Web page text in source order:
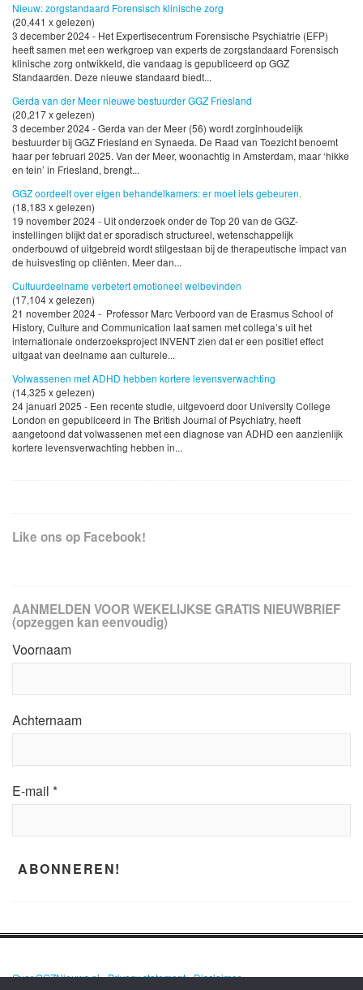
Nieuw: zorgstandaard Forensisch klinische zorg
(20,441 x gelezen)
3 december 2024 - Het Expertisecentrum Forensische Psychiatrie (EFP)
heeft samen met een werkgroep van experts de zorgstandaard Forensisch
klinische zorg ontwikkeld, die vandaag is gepubliceerd op GGZ
Standaarden. Deze nieuwe standaard biedt...
Gerda van der Meer nieuwe bestuurder GGZ Friesland
(20,217 x gelezen)
3 december 2024 - Gerda van der Meer (56) wordt zorginhoudelijk
bestuurder bij GGZ Friesland en Synaeda. De Raad van Toezicht benoemt
haar per februari 2025. Van der Meer, woonachtig in Amsterdam, maar ‘hikke
en tein’ in Friesland, brengt...
GGZ oordeelt over eigen behandelkamers: er moet iets gebeuren.
(18,183 x gelezen)
19 november 2024 - Uit onderzoek onder de Top 20 van de GGZ-
instellingen blijkt dat er sporadisch structureel, wetenschappelijk
onderbouwd of uitgebreid wordt stilgestaan bij de therapeutische impact van
de huisvesting op cliënten. Meer dan...
Cultuurdeelname verbetert emotioneel welbevinden
(17,104 x gelezen)
21 november 2024 - Professor Marc Verboord van de Erasmus School of
History, Culture and Communication laat samen met collega’s uit het
internationale onderzoeksproject INVENT zien dat er een positief effect
uitgaat van deelname aan culturele...
Volwassenen met ADHD hebben kortere levensverwachting
(14,325 x gelezen)
24 januari 2025 - Een recente studie, uitgevoerd door University College
London en gepubliceerd in The British Journal of Psychiatry, heeft
aangetoond dat volwassenen met een diagnose van ADHD een aanzienlijk
kortere levensverwachting hebben in...
Like ons op Facebook!
AANMELDEN VOOR WEKELIJKSE GRATIS NIEUWBRIEF
(opzeggen kan eenvoudig)
Voornaam
Achternaam
E-mail *
Over GGZNieuws.nl•Privacy statement•Disclaimer